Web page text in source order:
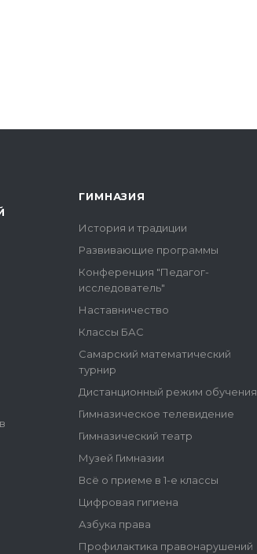
ГИМНАЗИЯ
История и традиции
Развивающие программы
Конференция "Педагог-
исследователь"
Наставничество
Классы БАС
Самарский математический
турнир
Дистанционный режим обучения
Гимназическое телевидение
Гимназический театр
Музей Гимназии
Всё о приеме в 1-е классы
Цифровая гигиена
Азбука права
Профилактика правонарушений